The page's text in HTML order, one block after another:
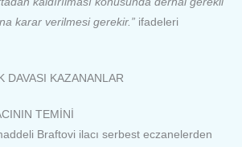
karar verilmesi gerekir.” ifadeleri
DAVASI KAZANANLAR
TEMİNİ
Braftovi ilacı serbest eczanelerden